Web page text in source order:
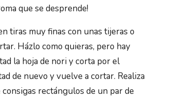
que se desprende!
tiras muy finas con unas tijeras o
Házlo como quieras, pero hay
la hoja de nori y corta por el
de nuevo y vuelve a cortar. Realiza
rectángulos de un par de